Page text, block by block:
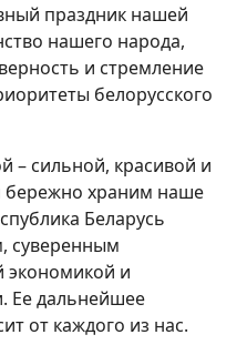
праздник нашей
нашего народа,
и стремление
белорусского
– сильной, красивой и
бережно храним наше
Беларусь
суверенным
экономикой и
Ее дальнейшее
от каждого из нас.